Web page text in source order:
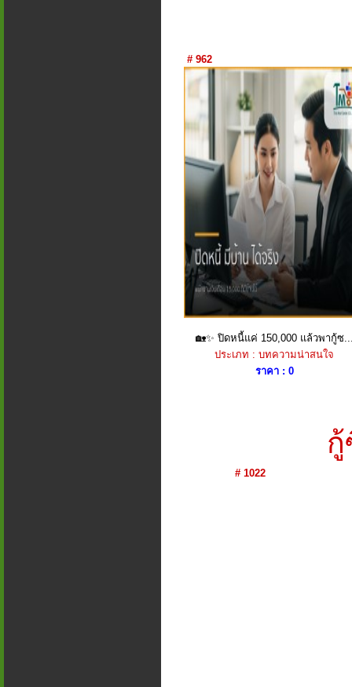
# 962
🏡✨ ปิดหนี้แค่ 150,000 แล้วพากู้ซ
ประเภท : บทความน่าสนใจ
ราคา : 0
กู้
# 1022